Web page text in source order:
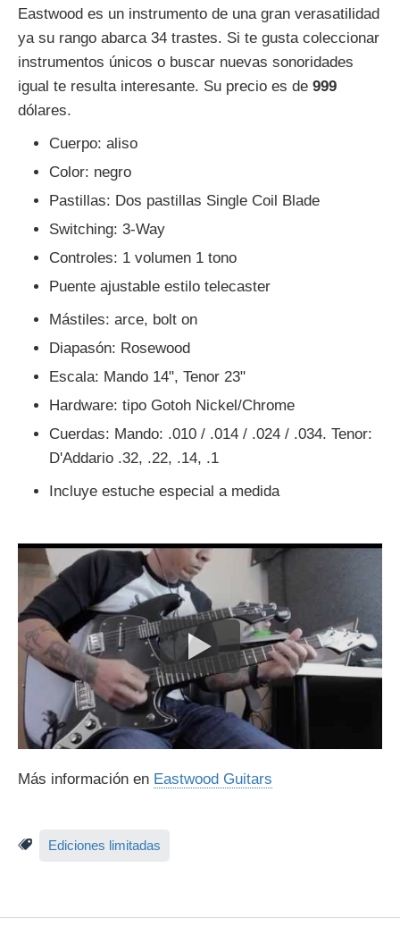
Eastwood es un instrumento de una gran verasatilidad
ya su rango abarca 34 trastes. Si te gusta coleccionar
instrumentos únicos o buscar nuevas sonoridades
igual te resulta interesante. Su precio es de 999
dólares.
Cuerpo: aliso
Color: negro
Pastillas: Dos pastillas Single Coil Blade
Switching: 3-Way
Controles: 1 volumen 1 tono
Puente ajustable estilo telecaster
Mástiles: arce, bolt on
Diapasón: Rosewood
Escala: Mando 14", Tenor 23"
Hardware: tipo Gotoh Nickel/Chrome
Cuerdas: Mando: .010 / .014 / .024 / .034. Tenor:
D'Addario .32, .22, .14, .1
Incluye estuche especial a medida
Más información en Eastwood Guitars
Ediciones limitadas